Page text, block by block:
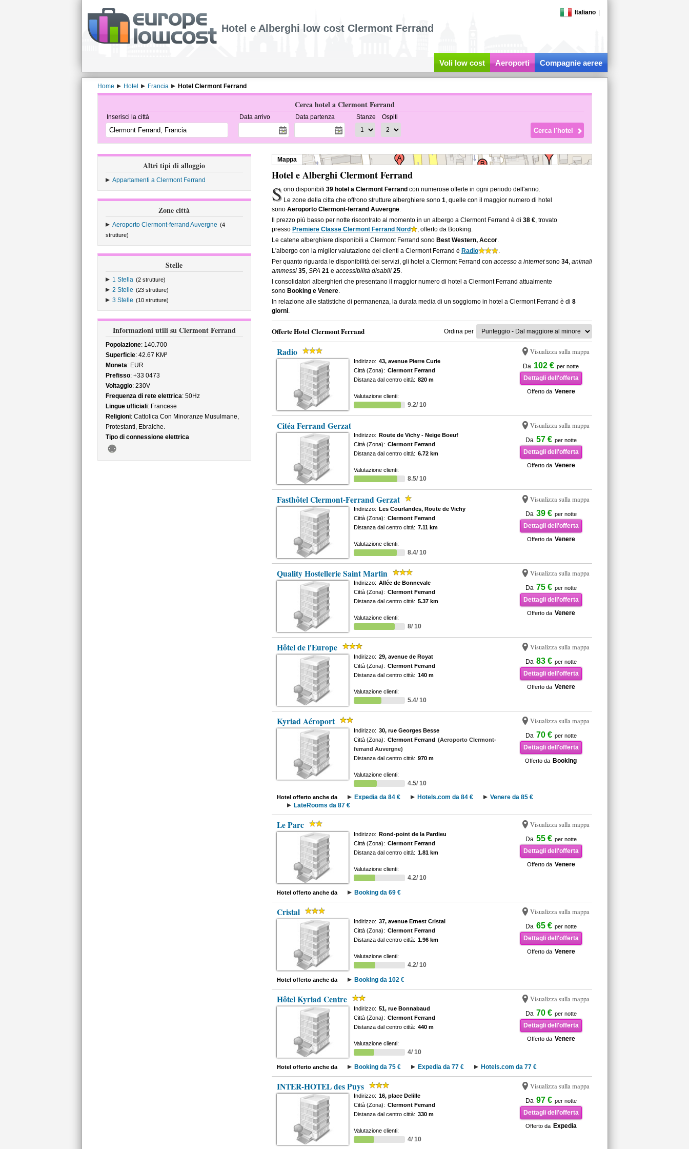
Italiano
Hotel e Alberghi low cost Clermont Ferrand
Voli low cost Aeroporti Compagnie aeree
Home Hotel Francia Hotel Clermont Ferrand
Cerca hotel a Clermont Ferrand
Inserisci la città Data arrivo Data partenza Stanze Ospiti
Altri tipi di alloggio
Appartamenti a Clermont Ferrand
Zone città
Aeroporto Clermont-ferrand Auvergne (4
strutture)
Stelle
1 Stella (2 strutture)
2 Stelle (23 strutture)
3 Stelle (10 strutture)
Informazioni utili su Clermont Ferrand
Popolazione: 140.700
Superficie: 42.67 KM²
Moneta: EUR
Prefisso: +33 0473
Voltaggio: 230V
Frequenza di rete elettrica: 50Hz
Lingue ufficiali: Francese
Religioni: Cattolica Con Minoranze Musulmane,
Protestanti, Ebraiche.
Tipo di connessione elettrica
Mappa
Hotel e Alberghi Clermont Ferrand
S ono disponibili39 hotel a Clermont Ferrand con numerose offerte in ogni periodo dell'anno.
Le zone della citta che offrono strutture alberghiere sono1, quelle con il maggior numero di hotel
sono Aeroporto Clermont-ferrand Auvergne.
Il prezzo più basso per notte riscontrato al momento in un albergo a Clermont Ferrand è di 38 €, trovato
presso Premiere Classe Clermont Ferrand Nord
, offerto da Booking.
Le catene alberghiere disponibili a Clermont Ferrand sono Best Western, Accor.
L'albergo con la miglior valutazione dei clienti a Clermont Ferrand è Radio
.
Per quanto riguarda le disponibilità dei servizi, gli hotel a Clermont Ferrand con accesso a internetsono 34, animali
ammessi 35, SPA 21e accessibilità disabili 25.
I consolidatori alberghieri che presentano il maggior numero di hotel a Clermont Ferrand attualmente
sono Booking e Venere.
In relazione alle statistiche di permanenza, la durata media di un soggiorno in hotel a Clermont Ferrand è di 8
giorni.
Offerte Hotel Clermont Ferrand Ordina per
Radio Visualizza sulla mappa
Da 102 € per notte
Dettagli dell'offerta
Offerto da Venere
Indirizzo: 43, avenue Pierre Curie
Città (Zona): Clermont Ferrand
Distanza dal centro città: 820 m
Valutazione clienti:
9.2/ 10
Citéa Ferrand Gerzat Visualizza sulla mappa
Da 57 € per notte
Dettagli dell'offerta
Offerto da Venere
Indirizzo: Route de Vichy - Neige Boeuf
Città (Zona): Clermont Ferrand
Distanza dal centro città: 6.72 km
Valutazione clienti:
8.5/ 10
Fasthôtel Clermont-Ferrand Gerzat Visualizza sulla mappa
Da 39 € per notte
Dettagli dell'offerta
Offerto da Venere
Indirizzo: Les Courlandes, Route de Vichy
Città (Zona): Clermont Ferrand
Distanza dal centro città: 7.11 km
Valutazione clienti:
8.4/ 10
Quality Hostellerie Saint Martin Visualizza sulla mappa
Da 75 € per notte
Dettagli dell'offerta
Offerto da Venere
Indirizzo: Allée de Bonnevale
Città (Zona): Clermont Ferrand
Distanza dal centro città: 5.37 km
Valutazione clienti:
8/ 10
Hôtel de l'Europe Visualizza sulla mappa
Da 83 € per notte
Dettagli dell'offerta
Offerto da Venere
Indirizzo: 29, avenue de Royat
Città (Zona): Clermont Ferrand
Distanza dal centro città: 140 m
Valutazione clienti:
5.4/ 10
Kyriad Aéroport Visualizza sulla mappa
Da 70 € per notte
Dettagli dell'offerta
Offerto da Booking
Indirizzo: 30, rue Georges Besse
Città (Zona): Clermont Ferrand (Aeroporto Clermont-
ferrand Auvergne)
Distanza dal centro città: 970 m
Valutazione clienti:
4.5/ 10
Hotel offerto anche da Expedia da 84 € Hotels.com da 84 €
Venere da 85 €
LateRooms da 87 €
Le Parc Visualizza sulla mappa
Da 55 € per notte
Dettagli dell'offerta
Offerto da Venere
Indirizzo: Rond-point de la Pardieu
Città (Zona): Clermont Ferrand
Distanza dal centro città: 1.81 km
Valutazione clienti:
4.2/ 10
Hotel offerto anche da Booking da 69 €
Cristal Visualizza sulla mappa
Da 65 € per notte
Dettagli dell'offerta
Offerto da Venere
Indirizzo: 37, avenue Ernest Cristal
Città (Zona): Clermont Ferrand
Distanza dal centro città: 1.96 km
Valutazione clienti:
4.2/ 10
Hotel offerto anche da Booking da 102 €
Hôtel Kyriad Centre Visualizza sulla mappa
Da 70 € per notte
Dettagli dell'offerta
Offerto da Venere
Indirizzo: 51, rue Bonnabaud
Città (Zona): Clermont Ferrand
Distanza dal centro città: 440 m
Valutazione clienti:
4/ 10
Hotel offerto anche da Booking da 75 € Expedia da 77 € Hotels.com da 77 €
INTER-HOTEL des Puys Visualizza sulla mappa
Da 97 € per notte
Dettagli dell'offerta
Offerto da Expedia
Indirizzo: 16, place Delille
Città (Zona): Clermont Ferrand
Distanza dal centro città: 330 m
Valutazione clienti:
4/ 10